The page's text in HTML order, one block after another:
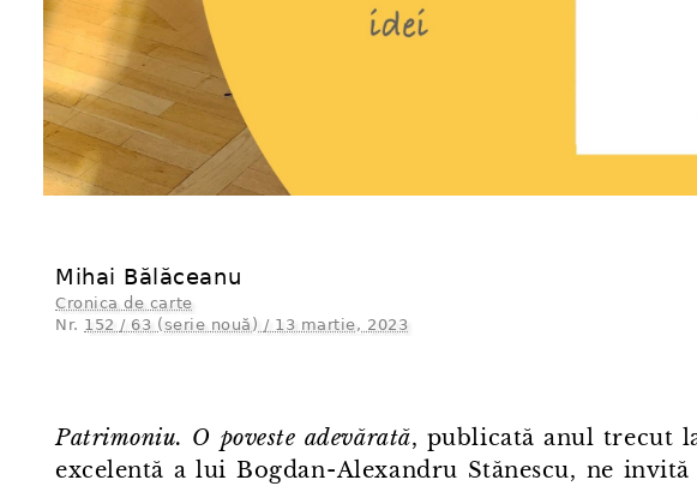
Mihai Bălăceanu
Cronica de carte
Nr. 152 / 63 (serie nouă) / 13 martie, 2023
Patrimoniu. O poveste adevărată, publicată anul trecut
excelentă a lui Bogdan⁠-⁠Alexandru Stănescu, ne